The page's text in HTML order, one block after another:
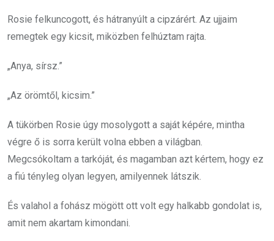
Rosie felkuncogott, és hátranyúlt a cipzárért. Az ujjaim
remegtek egy kicsit, miközben felhúztam rajta.
„Anya, sírsz.”
„Az örömtől, kicsim.”
A tükörben Rosie úgy mosolygott a saját képére, mintha
végre ő is sorra került volna ebben a világban.
Megcsókoltam a tarkóját, és magamban azt kértem, hogy ez
a fiú tényleg olyan legyen, amilyennek látszik.
És valahol a fohász mögött ott volt egy halkabb gondolat is,
amit nem akartam kimondani.